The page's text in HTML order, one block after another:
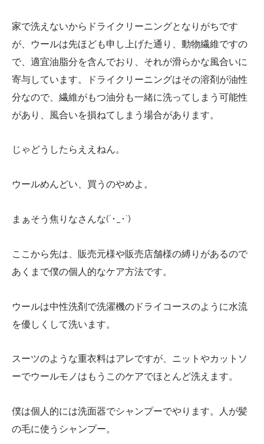
家で洗えないからドライクリーニングとなりがちです
が、ウールは先ほども申し上げた通り、動物繊維ですの
で、適宜油脂分を含んでおり、それが滑らかな風合いに
寄与しています。ドライクリーニングはその溶剤が油性
分なので、繊維がもつ油分も一緒に洗ってしまう可能性
があり、風合いを損ねてしまう場合があります。
じゃどうしたらええねん。
ウールめんどい、買うのやめよ。
まぁそう焦りなさんな(´･_･`)
ここから先は、販売元様や販売店舗様の縛りがあるので
あくまで僕の個人的なケア方法です。
ウールは中性洗剤で洗濯機のドライコースのように水流
を優しくして洗います。
スーツのような重衣料はアレですが、ニットやカットソ
ーでウールモノはもうこのケアでほとんど洗えます。
僕は個人的には洗面器でシャンプーでやります。人が髪
の毛に使うシャンプー。